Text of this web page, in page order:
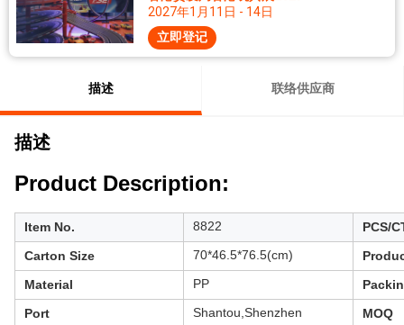
2027年1月11日 - 14日
立即登记
描述 联络供应商
描述
Product Description:
Item No. 8822
PCS/
Carton Size
70*46.5*76.5(cm)
Material
PP
Port
Shantou,Shenzhen
MOQ